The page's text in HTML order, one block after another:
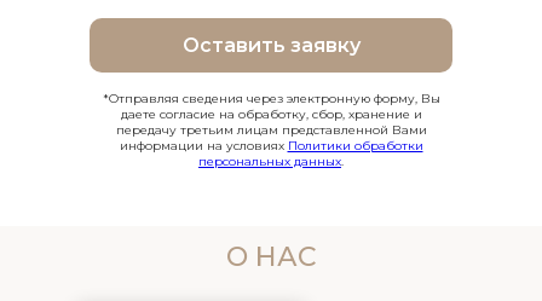
Оставить заявку
*Отправляя сведения через электронную форму, Вы
даете согласие на обработку, сбор, хранение и
передачу третьим лицам представленной Вами
информации на условиях Политики обработки
персональных данных.
О НАС